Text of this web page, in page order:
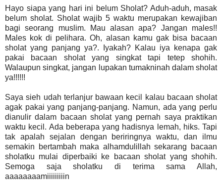
Hayo siapa yang hari ini belum Sholat? Aduh-aduh, masak
belum sholat. Sholat wajib 5 waktu merupakan kewajiban
bagi seorang muslim. Mau alasan apa? Jangan males!!
Males kok di pelihara. Oh, alasan kamu gak bisa bacaan
sholat yang panjang ya?. Iyakah? Kalau iya kenapa gak
pakai bacaan sholat yang singkat tapi tetep shohih.
Walaupun singkat, jangan lupakan tumakninah dalam sholat
ya!!!!!!
Saya sieh udah terlanjur bawaan kecil kalau bacaan sholat
agak pakai yang panjang-panjang. Namun, ada yang perlu
dianulir dalam bacaan sholat yang pernah saya praktikan
waktu kecil. Ada beberapa yang hadisnya lemah, hiks. Tapi
tak apalah sejalan dengan beriringnya waktu, dan ilmu
semakin bertambah maka alhamdulillah sekarang bacaan
sholatku mulai diperbaiki ke bacaan sholat yang shohih.
Semoga saja sholatku di terima sama Allah,
aaaaaaaamiiiiiiiiin